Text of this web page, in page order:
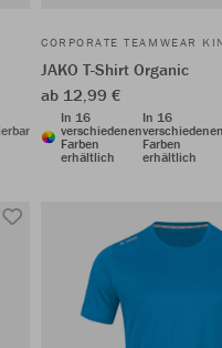
CORPORATE TEAMWEAR
JAKO T-Shirt Organic
ab 12,99 €
In 16
verschiedenen
Farben
erhältlich
In 16
Farben
erhältlich